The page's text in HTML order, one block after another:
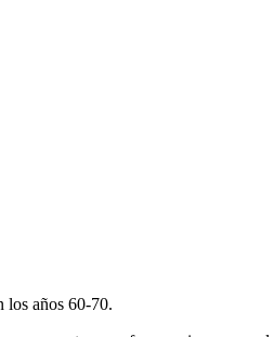
los años 60-70.